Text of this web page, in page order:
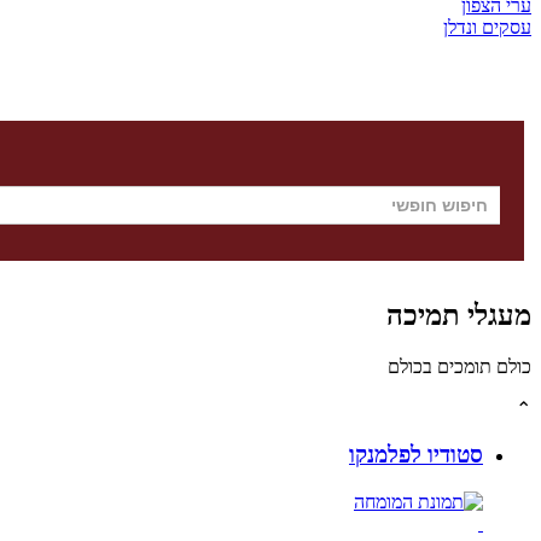
ערי הצפון
עסקים ונדלן
מעגלי תמיכה
כולם תומכים בכולם
⌃
סטודיו לפלמנקו